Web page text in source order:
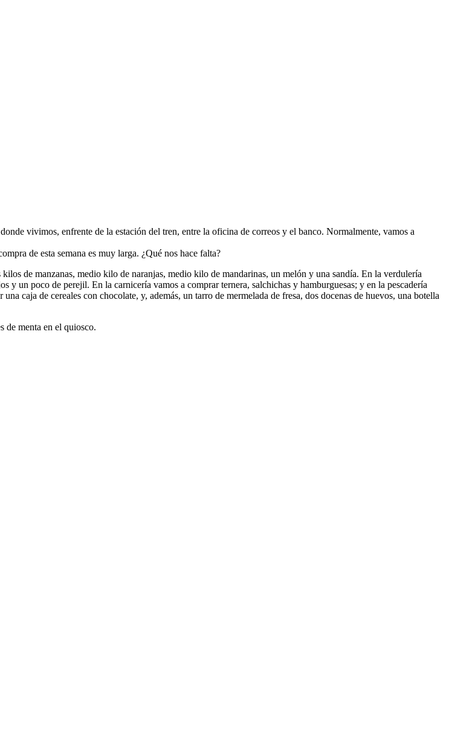
vivimos, enfrente de la estación del tren, entre la oficina de correos y el banco. Normalmente, vamos a
de esta semana es muy larga. ¿Qué nos hace falta?
de manzanas, medio kilo de naranjas, medio kilo de mandarinas, un melón y una sandía. En la verdulería
y un poco de perejil. En la carnicería vamos a comprar ternera, salchichas y hamburguesas; y en la pescadería
caja de cereales con chocolate, y, además, un tarro de mermelada de fresa, dos docenas de huevos, una botella
de menta en el quiosco.